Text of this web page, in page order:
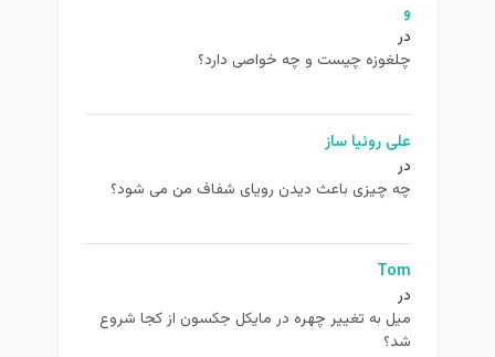
و
در
چلغوزه چیست و چه خواصی دارد؟
علی روئیا ساز
در
چه چیزی باعث دیدن رویای شفاف من می شود؟
Tom
در
ميل به تغيير چهره در مایکل جکسون از كجا شروع
شد؟